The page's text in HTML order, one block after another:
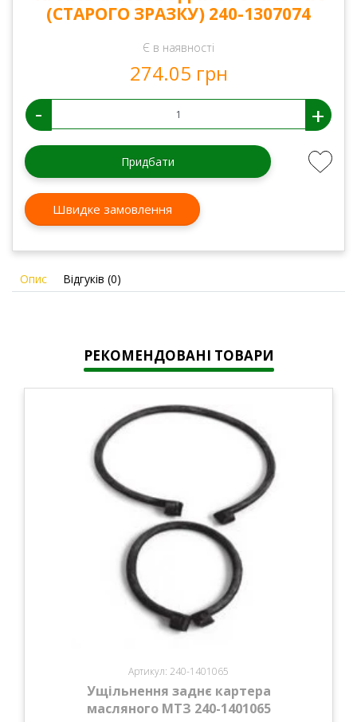
(СТАРОГО ЗРАЗКУ) 240-1307074
Є в наявності
274.05 грн
- +
Придбати
Швидке замовлення
Опис Відгуків (0)
РЕКОМЕНДОВАНІ ТОВАРИ
Артикул: 240-1401065
Ущільнення заднє картера
масляного МТЗ 240-1401065